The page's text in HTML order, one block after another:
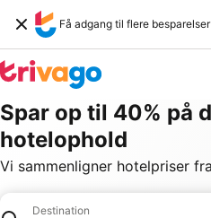
Få adgang til flere
Spar op til 40% på
hotelophold
Vi sammenligner hotelpriser
Hotel
Destination